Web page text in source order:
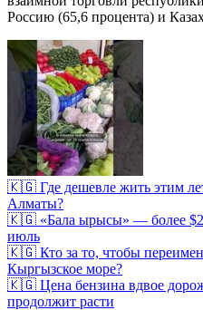
Россию (65,6 процента) и
🇰🇬 Где дешевле жить этим
Алматы?
🇰🇬 «Бала ырысы» — более
июль
🇰🇬 Кто за то, чтобы
Кыргызское море?
🇰🇬 Цена бензина вдвое
продолжит расти